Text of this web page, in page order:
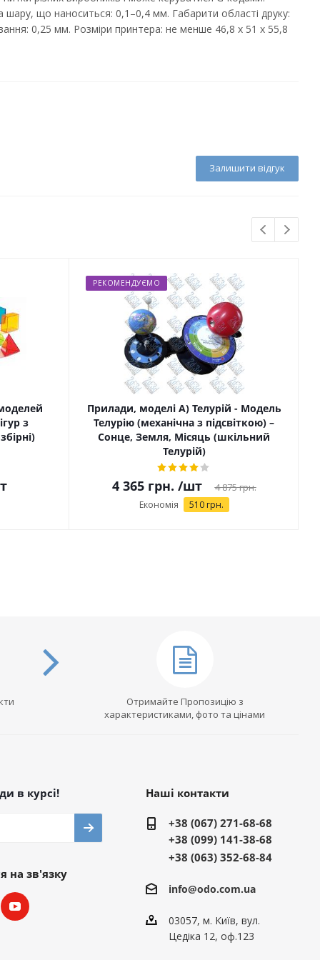
шару, що наноситься: 0,1–0,4 мм. Габарити області друку:
0,25 мм. Розміри принтера: не менше 46,8 x 51 x 55,8
Залишити відгук
з
РЕКОМЕНДУЄМО
Прилади, моделі А) Телурій - Модель
Телурію (механічна з підсвіткою) –
Сонце, Земля, Місяць (шкільний
Телурій)
4 365грн. /шт 4 875грн.
Економія 510грн.
Отримайте Пропозицію з
характеристиками, фото та цінами
в курсі!
на зв'язку
Наші контакти
+38 (067) 271-68-68
+38 (099) 141-38-68
+38 (063) 352-68-84
info@odo.com.ua
03057, м. Київ, вул.
Цедіка 12, оф.123